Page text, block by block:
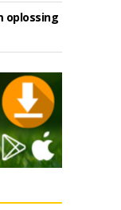
oplossing